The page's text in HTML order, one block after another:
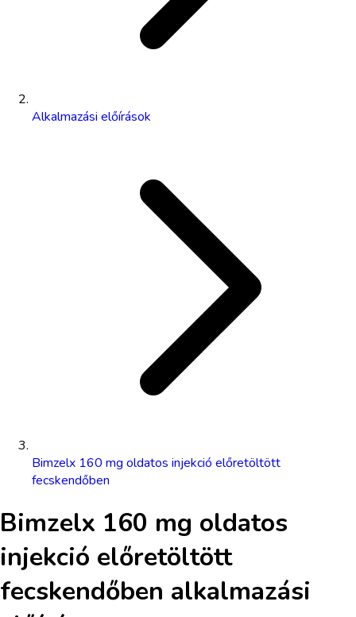
Alkalmazási előírások
Bimzelx 160 mg oldatos injekció előretöltött
fecskendőben
Bimzelx 160 mg oldatos
injekció előretöltött
fecskendőben alkalmazási